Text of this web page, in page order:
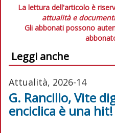
La lettura dell'articolo è
attualità e documenti
Gli abbonati possono
Leggi anche
Attualità, 2026-14
G. Rancilio, Vite
enciclica è una hit!